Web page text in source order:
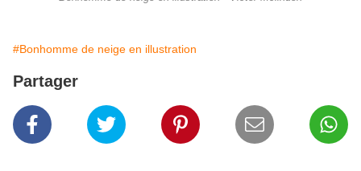
#Bonhomme de neige en illustration
Partager